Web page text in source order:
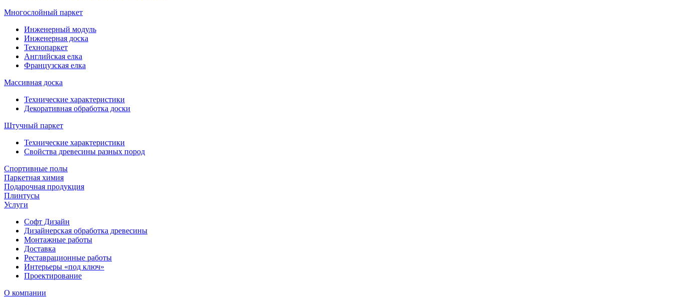
Многослойный паркет
Инженерный модуль
Инженерная доска
Технопаркет
Английская елка
Французская елка
Массивная доска
Технические характеристики
Декоративная обработка доски
Штучный паркет
Технические характеристики
Свойства древесины разных пород
Спортивные полы
Паркетная химия
Подарочная продукция
Плинтусы
Услуги
Софт Дизайн
Дизайнерская обработка древесины
Монтажные работы
Доставка
Реставрационные работы
Интерьеры «под ключ»
Проектирование
О компании